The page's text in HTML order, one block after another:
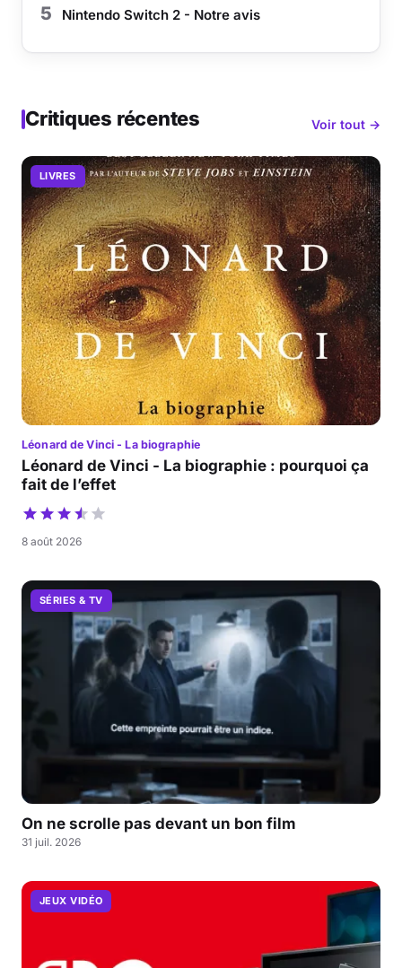
5 Nintendo Switch 2 - Notre avis
Critiques récentes Voir tout →
LIVRES
Léonard de Vinci - La biographie
Léonard de Vinci - La biographie : pourquoi ça
fait de l’effet
8 août 2026
SÉRIES & TV
On ne scrolle pas devant un bon film
31 juil. 2026
JEUX VIDÉO